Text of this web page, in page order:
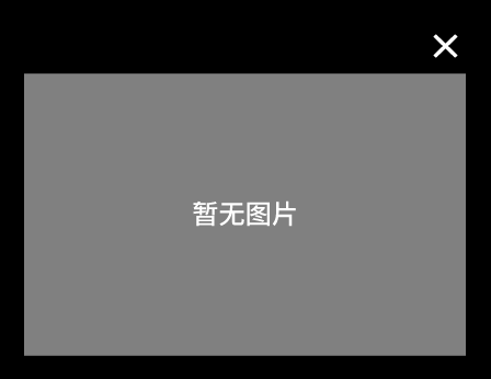
关于M+藏品